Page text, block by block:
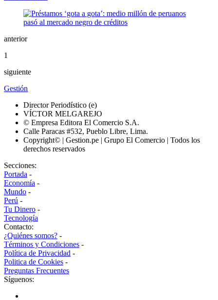
anterior
1
siguiente
Gestión
Director Periodístico (e)
VÍCTOR MELGAREJO
© Empresa Editora El Comercio S.A.
Calle Paracas #532, Pueblo Libre, Lima.
Copyright© | Gestion.pe | Grupo El Comercio | Todos los
derechos reservados
Secciones:
Portada -
Economía -
Mundo -
Perú -
Tu Dinero -
Tecnología
Contacto:
¿Quiénes somos? -
Términos y Condiciones -
Política de Privacidad -
Politica de Cookies -
Preguntas Frecuentes
Síguenos: